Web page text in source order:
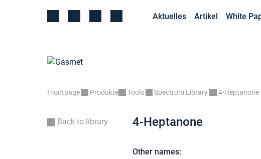
Aktuelles Artikel White
Frontpage Produkte Tools Spectrum Library 4-Heptanone
Back to library 4-Heptanone
Other names: